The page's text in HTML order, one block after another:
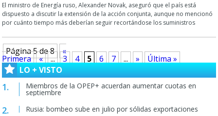
El ministro de Energía ruso, Alexander Novak, aseguró que el país está
dispuesto a discutir la extensión de la acción conjunta, aunque no mencionó
por cuánto tiempo más deberían seguir recortándose los suministros
Página 5 de 8 «
Primera « ... 3 4 5 6 7 ... »
Última »
LO + VISTO
Miembros de la OPEP+ acuerdan aumentar cuotas en
septiembre
Rusia: bombeo sube en julio por sólidas exportaciones